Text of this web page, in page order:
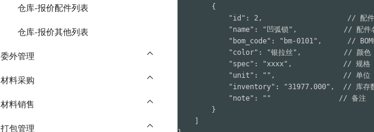
仓库-报价配件列表
仓库-报价其他列表
委外管理
材料采购
材料销售
打包管理
{
"id": 2,                    // 配件
"name": "凹弧锁",           // 配件
"bom_code": "bm-0101",      // BOM
"color": "银拉丝",          // 颜色
"spec": "xxxx",            // 规格
"unit": "",                // 单位
"inventory": "31977.000",  // 库存
"note": ""                // 备注
}